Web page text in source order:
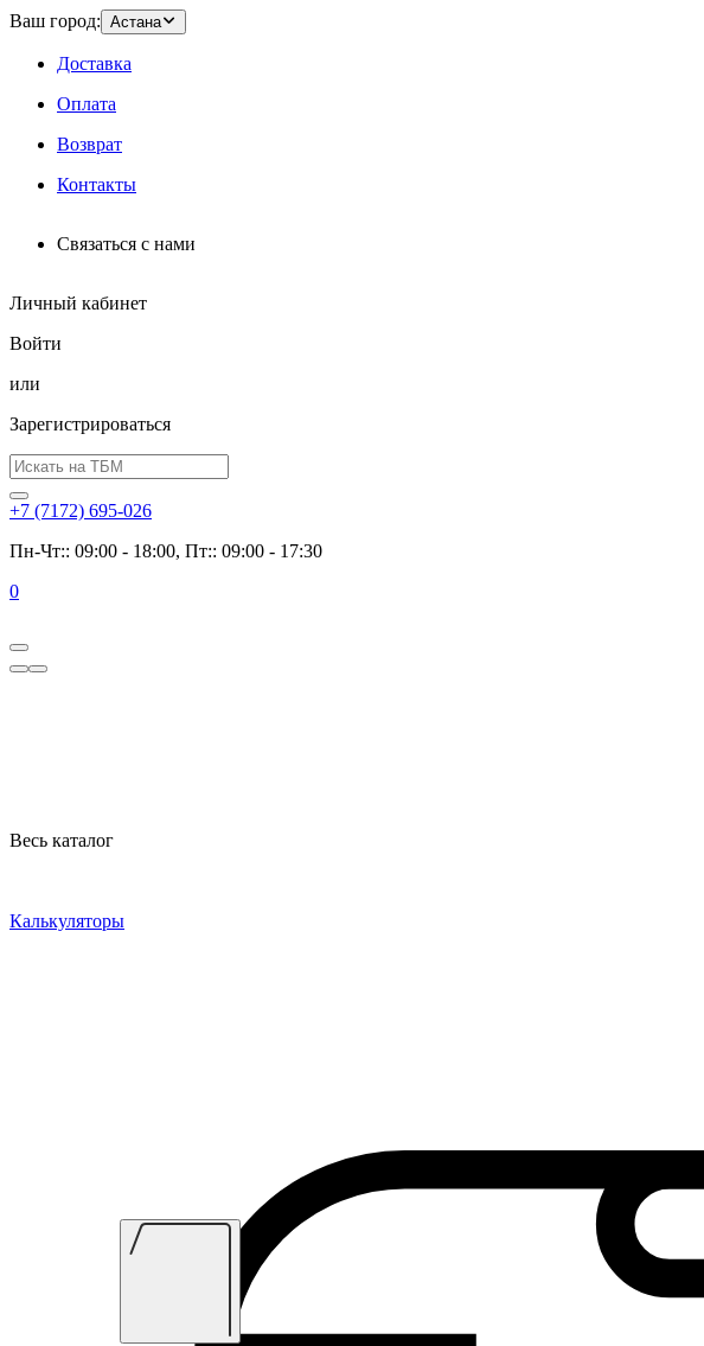
Ваш город: Астана
Доставка
Оплата
Возврат
Контакты
Связаться с нами
Личный кабинет
Войти
или
Зарегистрироваться
+7 (7172) 695-026
Пн-Чт:: 09:00 - 18:00, Пт:: 09:00 - 17:30
0
Весь каталог
Калькуляторы